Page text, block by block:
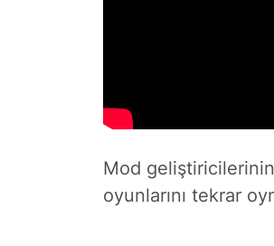
Mod
oyunlarını tekrar